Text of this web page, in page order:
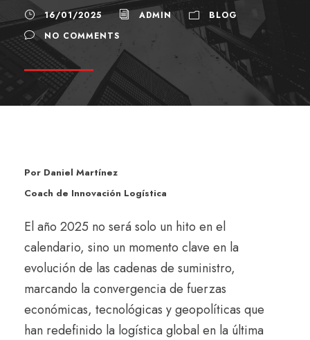
16/01/2025 ADMIN
BLOG
NO COMMENTS
Por Daniel Martínez
Coach de Innovación Logística
El año 2025 no será solo un hito en el
calendario, sino un momento clave en la
evolución de las cadenas de suministro,
marcando la convergencia de fuerzas
económicas, tecnológicas y geopolíticas que
han redefinido la logística global en la última